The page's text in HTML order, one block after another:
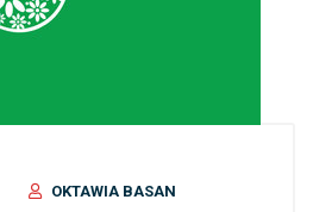
OKTAWIA BASAN